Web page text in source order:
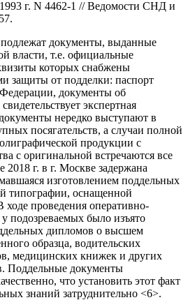
1993 г. N 4462-1 // Ведомости СНД и
документы, выданные
власти, т.е. официальные
которых снабжены
защиты от подделки: паспорт
документы об
экспертная
нередко выступают в
посягательств, а случаи полной
продукции с
с оригинальной встречаются все
г. в г. Москве задержана
изготовлением поддельных
типографии, оснащенной
проведения оперативно-
подозреваемых было изъято
дипломов о высшем
образца, водительских
медицинских книжек и других
Поддельные документы
что установить этот факт
знаний затруднительно <6>.